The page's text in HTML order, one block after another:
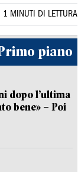
1 MINUTI DI LETTURA
piano
dopo l’ultima
bene» – Poi